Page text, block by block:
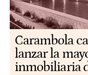
Carambola
lanzar la
inmobiliaria